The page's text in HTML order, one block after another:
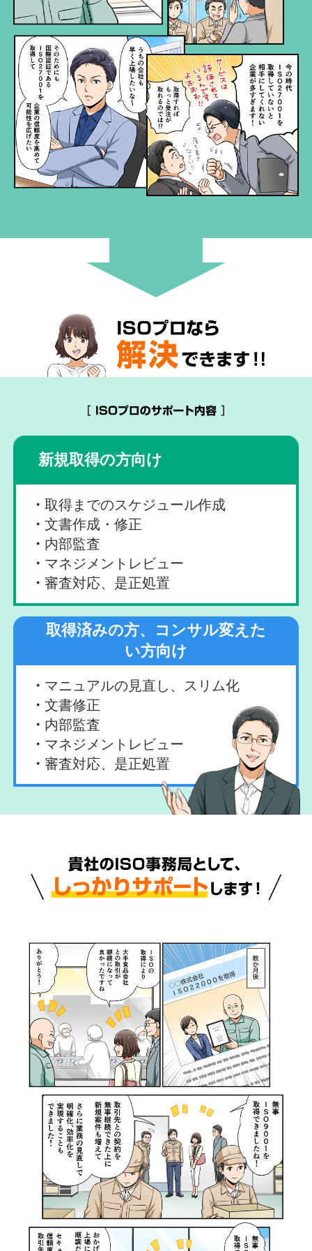
新規取得の方向け
取得までのスケジュール作成
文書作成・修正
内部監査
マネジメントレビュー
審査対応、是正処置
取得済みの方、コンサル変えた
い方向け
マニュアルの見直し、スリム化
文書修正
内部監査
マネジメントレビュー
審査対応、是正処置